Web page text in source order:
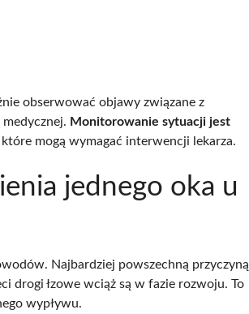
obserwować objawy związane z
Monitorowanie sytuacji jest
mogą wymagać interwencji lekarza.
jednego oka u
Najbardziej powszechną przyczyną
drogi łzowe wciąż są w fazie rozwoju. To
wypływu.